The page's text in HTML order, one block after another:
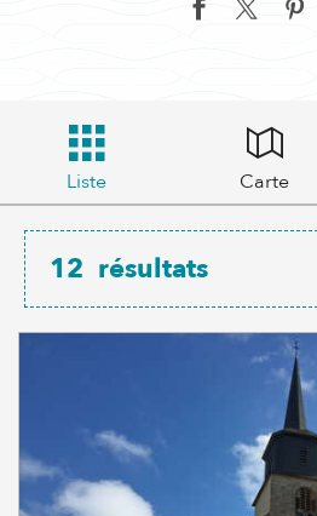
Liste Carte
12 résultats